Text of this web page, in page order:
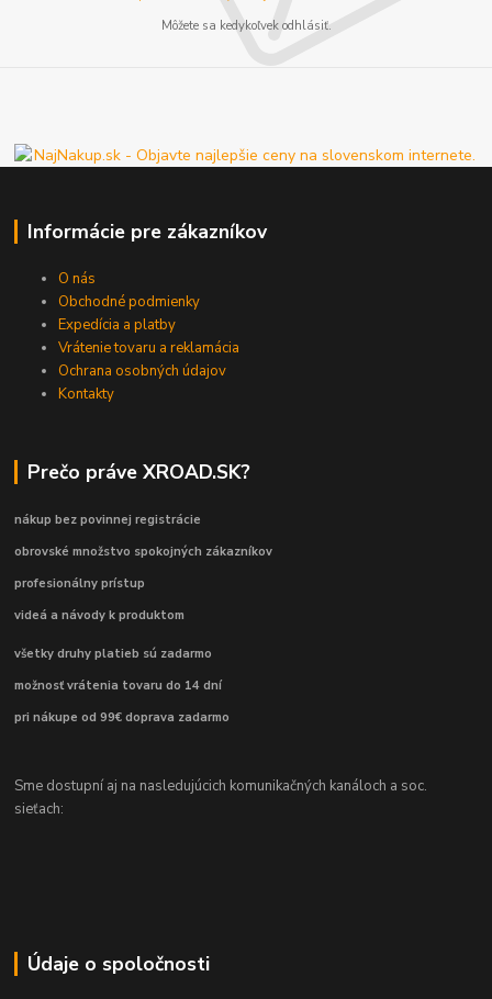
Môžete sa kedykoľvek odhlásiť.
Informácie pre zákazníkov
O nás
Obchodné podmienky
Expedícia a platby
Vrátenie tovaru a reklamácia
Ochrana osobných údajov
Kontakty
Prečo práve XROAD.SK?
nákup bez povinnej registrácie
obrovské množstvo spokojných zákazníkov
profesionálny prístup
videá a návody k produktom
všetky druhy platieb sú zadarmo
možnosť vrátenia tovaru do 14 dní
pri nákupe od 99€ doprava zadarmo
Sme dostupní aj na nasledujúcich komunikačných kanáloch a soc.
sieťach:
Údaje o spoločnosti